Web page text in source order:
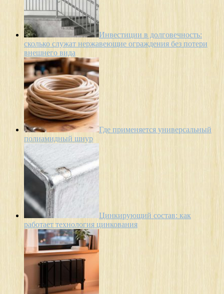
Инвестиции в долговечность:
сколько служат нержавеющие ограждения без потери
внешнего вида
Где применяется универсальный
полиамидный шнур
Цинкирующий состав: как
работает технология цинкования